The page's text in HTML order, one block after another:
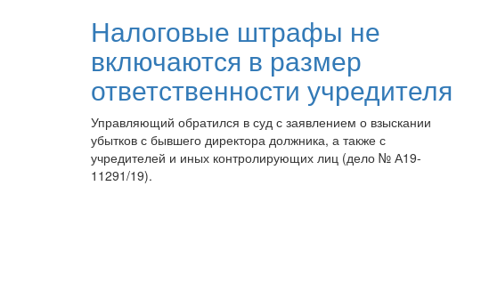
Налоговые штрафы не
включаются в размер
ответственности учредителя
Управляющий обратился в суд с заявлением о взыскании
убытков с бывшего директора должника, а также с
учредителей и иных контролирующих лиц (дело № А19-
11291/19).